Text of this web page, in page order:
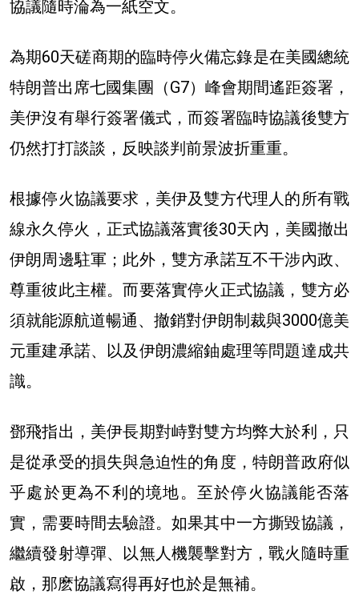
協議隨時淪為一紙空文。
為期60天磋商期的臨時停火備忘錄是在美國總統
特朗普出席七國集團（G7）峰會期間遙距簽署，
美伊沒有舉行簽署儀式，而簽署臨時協議後雙方
仍然打打談談，反映談判前景波折重重。
根據停火協議要求，美伊及雙方代理人的所有戰
線永久停火，正式協議落實後30天內，美國撤出
伊朗周邊駐軍；此外，雙方承諾互不干涉內政、
尊重彼此主權。而要落實停火正式協議，雙方必
須就能源航道暢通、撤銷對伊朗制裁與3000億美
元重建承諾、以及伊朗濃縮鈾處理等問題達成共
識。
鄧飛指出，美伊長期對峙對雙方均弊大於利，只
是從承受的損失與急迫性的角度，特朗普政府似
乎處於更為不利的境地。至於停火協議能否落
實，需要時間去驗證。如果其中一方撕毀協議，
繼續發射導彈、以無人機襲擊對方，戰火隨時重
啟，那麽協議寫得再好也於是無補。